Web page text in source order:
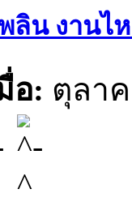
ลิน งานไ
อ: ตุลาค